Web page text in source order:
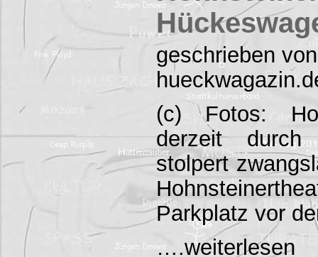
geschrieben
(c) Fotos:
derzeit durch
stolpert
Parkplatz vor